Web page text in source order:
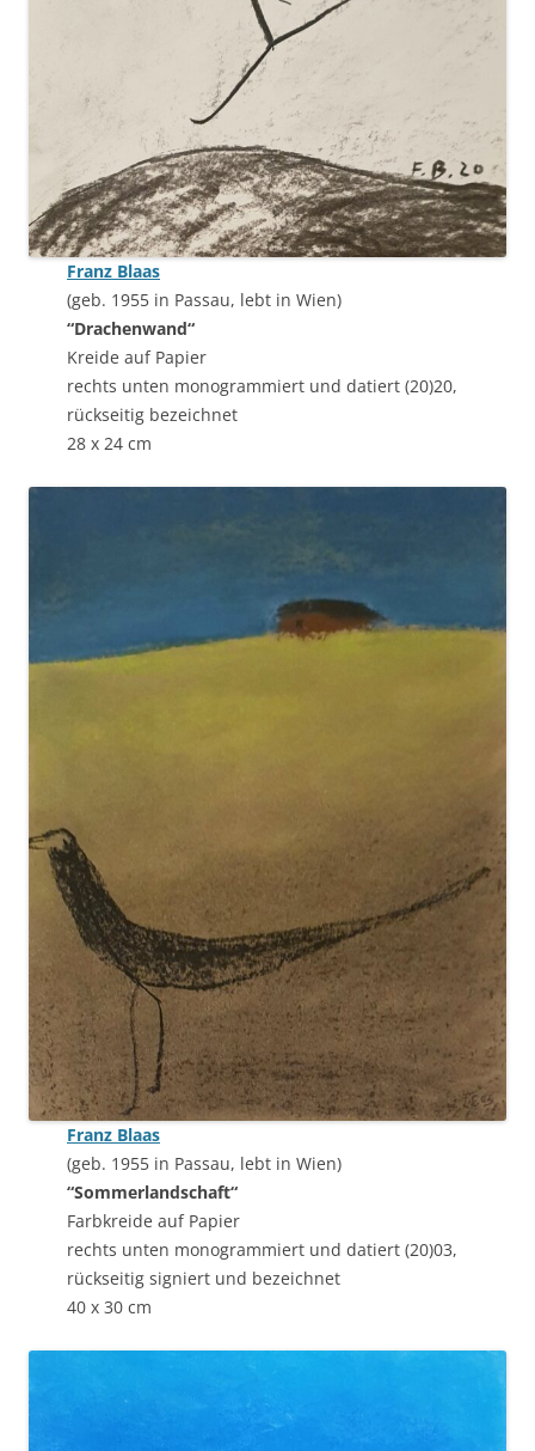
Franz Blaas
(geb. 1955 in Passau, lebt in Wien)
“Drachenwand“
Kreide auf Papier
rechts unten monogrammiert und datiert (20)20,
rückseitig bezeichnet
28 x 24 cm
Franz Blaas
(geb. 1955 in Passau, lebt in Wien)
“Sommerlandschaft“
Farbkreide auf Papier
rechts unten monogrammiert und datiert (20)03,
rückseitig signiert und bezeichnet
40 x 30 cm